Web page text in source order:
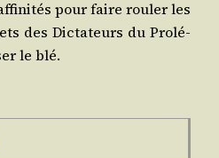
pour faire rou­ler les
des Dic­ta­teurs du Pro­lé­
le blé.